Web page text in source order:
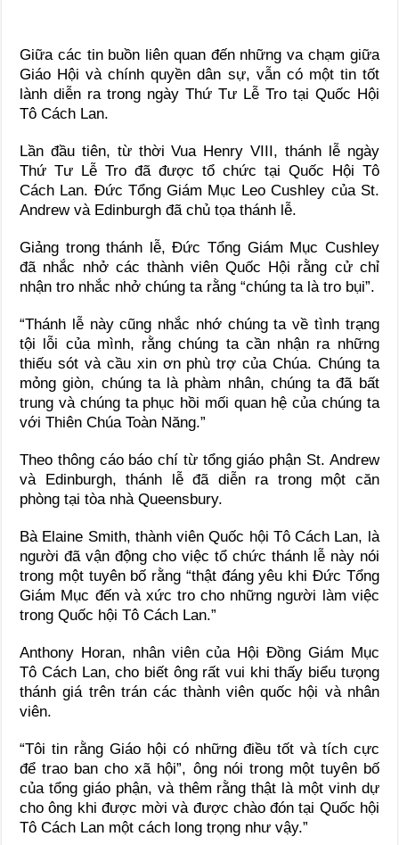
Giữa các tin buồn liên quan đến những va chạm giữa
Giáo Hội và chính quyền dân sự, vẫn có một tin tốt
lành diễn ra trong ngày Thứ Tư Lễ Tro tại Quốc Hội
Tô Cách Lan.
Lần đầu tiên, từ thời Vua Henry VIII, thánh lễ ngày
Thứ Tư Lễ Tro đã được tổ chức tại Quốc Hội Tô
Cách Lan. Đức Tổng Giám Mục Leo Cushley của St.
Andrew và Edinburgh đã chủ tọa thánh lễ.
Giảng trong thánh lễ, Đức Tổng Giám Mục Cushley
đã nhắc nhở các thành viên Quốc Hội rằng cử chỉ
nhận tro nhắc nhở chúng ta rằng “chúng ta là tro bụi”.
“Thánh lễ này cũng nhắc nhớ chúng ta về tình trạng
tội lỗi của mình, rằng chúng ta cần nhận ra những
thiếu sót và cầu xin ơn phù trợ của Chúa. Chúng ta
mỏng giòn, chúng ta là phàm nhân, chúng ta đã bất
trung và chúng ta phục hồi mối quan hệ của chúng ta
với Thiên Chúa Toàn Năng.”
Theo thông cáo báo chí từ tổng giáo phận St. Andrew
và Edinburgh, thánh lễ đã diễn ra trong một căn
phòng tại tòa nhà Queensbury.
Bà Elaine Smith, thành viên Quốc hội Tô Cách Lan, là
người đã vận động cho việc tổ chức thánh lễ này nói
trong một tuyên bố rằng “thật đáng yêu khi Đức Tổng
Giám Mục đến và xức tro cho những người làm việc
trong Quốc hội Tô Cách Lan.”
Anthony Horan, nhân viên của Hội Đồng Giám Mục
Tô Cách Lan, cho biết ông rất vui khi thấy biểu tưọng
thánh giá trên trán các thành viên quốc hội và nhân
viên.
“Tôi tin rằng Giáo hội có những điều tốt và tích cực
để trao ban cho xã hội”, ông nói trong một tuyên bố
của tổng giáo phận, và thêm rằng thật là một vinh dự
cho ông khi được mời và được chào đón tại Quốc hội
Tô Cách Lan một cách long trọng như vậy.”